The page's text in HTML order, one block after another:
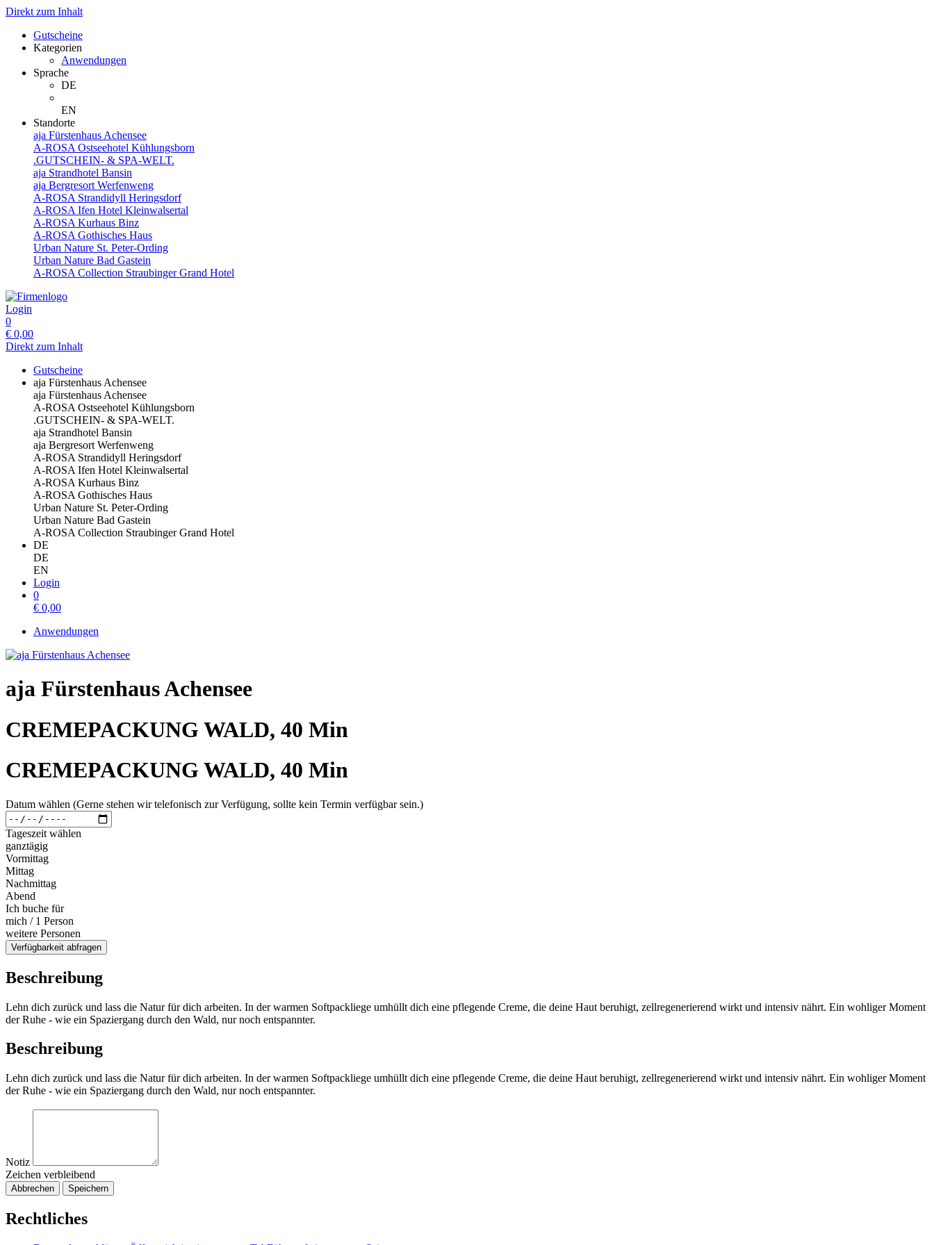
Direkt zum Inhalt
Gutscheine
Kategorien
Anwendungen
Sprache
DE
EN
Standorte
aja Fürstenhaus Achensee
A-ROSA Ostseehotel Kühlungsborn
.GUTSCHEIN- & SPA-WELT.
aja Strandhotel Bansin
aja Bergresort Werfenweng
A-ROSA Strandidyll Heringsdorf
A-ROSA Ifen Hotel Kleinwalsertal
A-ROSA Kurhaus Binz
A-ROSA Gothisches Haus
Urban Nature St. Peter-Ording
Urban Nature Bad Gastein
A-ROSA Collection Straubinger Grand Hotel
Login
0
€ 0,00
Direkt zum Inhalt
Gutscheine
aja Fürstenhaus Achensee
aja Fürstenhaus Achensee
A-ROSA Ostseehotel Kühlungsborn
.GUTSCHEIN- & SPA-WELT.
aja Strandhotel Bansin
aja Bergresort Werfenweng
A-ROSA Strandidyll Heringsdorf
A-ROSA Ifen Hotel Kleinwalsertal
A-ROSA Kurhaus Binz
A-ROSA Gothisches Haus
Urban Nature St. Peter-Ording
Urban Nature Bad Gastein
A-ROSA Collection Straubinger Grand Hotel
DE
DE
EN
Login
0
€ 0,00
Anwendungen
aja Fürstenhaus Achensee
CREMEPACKUNG WALD, 40 Min
CREMEPACKUNG WALD, 40 Min
Datum wählen (Gerne stehen wir telefonisch zur Verfügung, sollte kein Termin verfügbar sein.)
Tageszeit wählen
ganztägig
Vormittag
Mittag
Nachmittag
Abend
Ich buche für
mich / 1 Person
weitere Personen
Verfügbarkeit abfragen
Beschreibung
Lehn dich zurück und lass die Natur für dich arbeiten. In der warmen Softpackliege umhüllt dich eine pflegende Creme, die deine Haut beruhigt, zellregenerierend wirkt und intensiv nährt. Ein wohliger Moment
der Ruhe - wie ein Spaziergang durch den Wald, nur noch entspannter.
Beschreibung
Lehn dich zurück und lass die Natur für dich arbeiten. In der warmen Softpackliege umhüllt dich eine pflegende Creme, die deine Haut beruhigt, zellregenerierend wirkt und intensiv nährt. Ein wohliger Moment
der Ruhe - wie ein Spaziergang durch den Wald, nur noch entspannter.
Notiz
Zeichen verbleibend
Abbrechen Speichern
Rechtliches